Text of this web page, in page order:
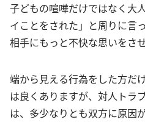
子どもの喧嘩だけではなく大
イことをされた」と周りに言
相手にもっと不快な思いをさ
端から見える行為をした方
は良くありますが、対人トラ
は、多少なりとも双方に原因